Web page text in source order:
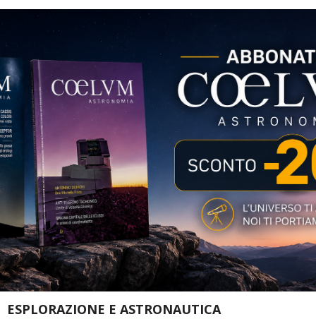
ESPLORAZIONE E ASTRONAUTICA